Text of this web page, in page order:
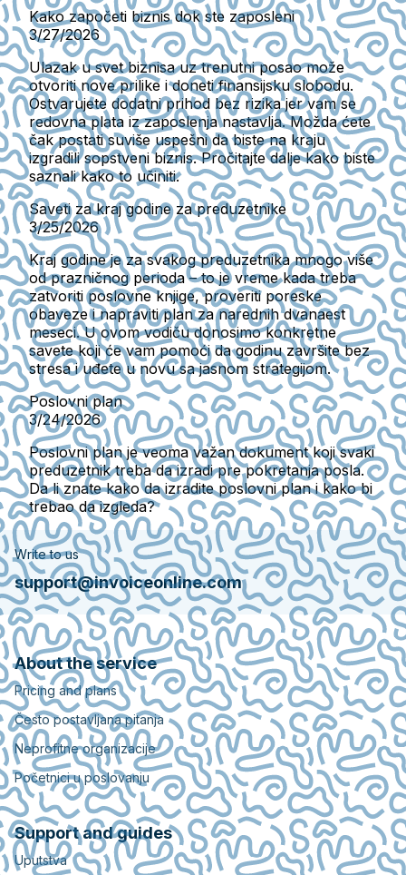
Kako započeti biznis dok ste zaposleni
3/27/2026
Ulazak u svet biznisa uz trenutni posao može
otvoriti nove prilike i doneti finansijsku slobodu.
Ostvarujete dodatni prihod bez rizika jer vam se
redovna plata iz zaposlenja nastavlja. Možda ćete
čak postati suviše uspešni da biste na kraju
izgradili sopstveni biznis. Pročitajte dalje kako biste
saznali kako to učiniti.
Saveti za kraj godine za preduzetnike
3/25/2026
Kraj godine je za svakog preduzetnika mnogo više
od prazničnog perioda – to je vreme kada treba
zatvoriti poslovne knjige, proveriti poreske
obaveze i napraviti plan za narednih dvanaest
meseci. U ovom vodiču donosimo konkretne
savete koji će vam pomoći da godinu završite bez
stresa i uđete u novu sa jasnom strategijom.
Poslovni plan
3/24/2026
Poslovni plan je veoma važan dokument koji svaki
preduzetnik treba da izradi pre pokretanja posla.
Da li znate kako da izradite poslovni plan i kako bi
trebao da izgleda?
Write to us
support@invoiceonline.com
About the service
Pricing and plans
Često postavljana pitanja
Neprofitne organizacije
Početnici u poslovanju
Support and guides
Uputstva